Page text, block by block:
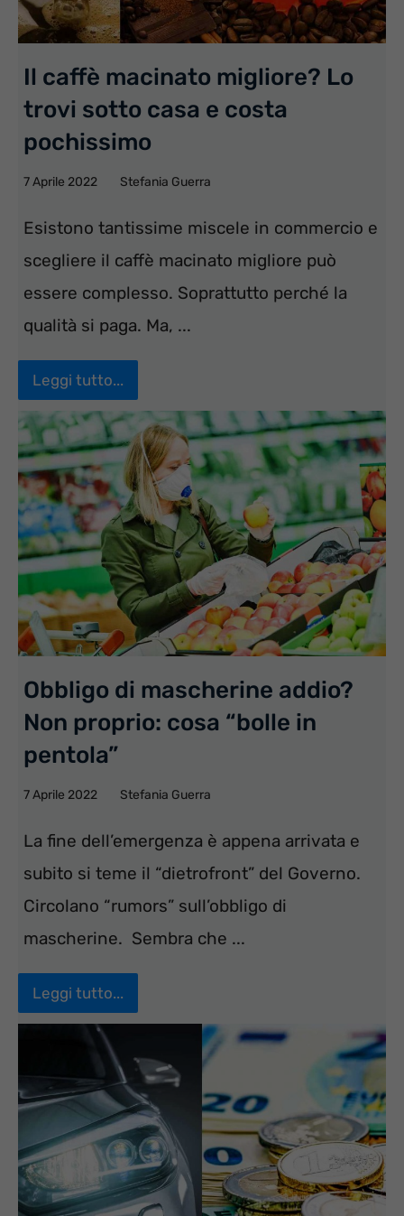
Il caffè macinato migliore? Lo
trovi sotto casa e costa
pochissimo
7 Aprile 2022 Stefania Guerra
Esistono tantissime miscele in commercio e
scegliere il caffè macinato migliore può
essere complesso. Soprattutto perché la
qualità si paga. Ma, ...
Leggi tutto...
Obbligo di mascherine addio?
Non proprio: cosa “bolle in
pentola”
7 Aprile 2022 Stefania Guerra
La fine dell’emergenza è appena arrivata e
subito si teme il “dietrofront” del Governo.
Circolano “rumors” sull’obbligo di
mascherine. Sembra che ...
Leggi tutto...